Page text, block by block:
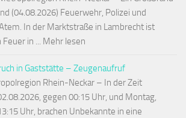
(04.08.2026) Feuerwehr, Polizei und
In der Marktstraße in Lambrecht ist
in ... Mehr lesen
in Gaststätte – Zeugenaufruf
Rhein-Neckar – In der Zeit
gegen 00:15 Uhr, und Montag,
Uhr, brachen Unbekannte in eine